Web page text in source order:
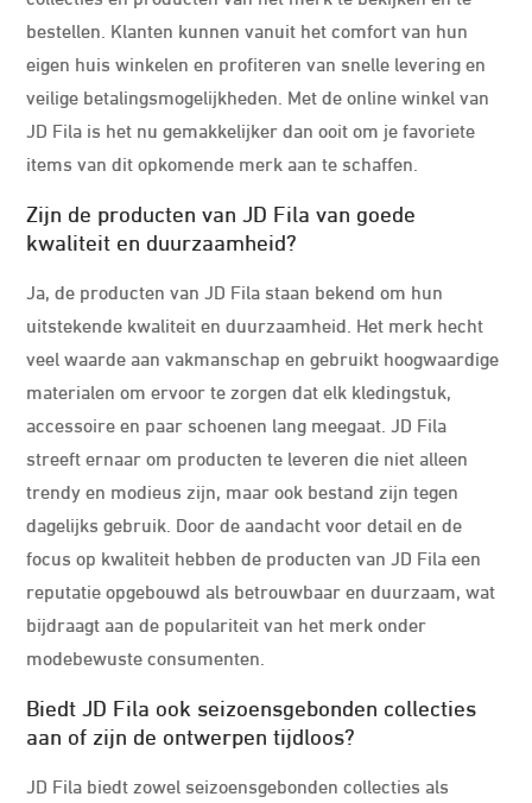
bestellen. Klanten kunnen vanuit het comfort van hun
eigen huis winkelen en profiteren van snelle levering en
veilige betalingsmogelijkheden. Met de online winkel van
JD Fila is het nu gemakkelijker dan ooit om je favoriete
items van dit opkomende merk aan te schaffen.
Zijn de producten van JD Fila van goede
kwaliteit en duurzaamheid?
Ja, de producten van JD Fila staan bekend om hun
uitstekende kwaliteit en duurzaamheid. Het merk hecht
veel waarde aan vakmanschap en gebruikt hoogwaardige
materialen om ervoor te zorgen dat elk kledingstuk,
accessoire en paar schoenen lang meegaat. JD Fila
streeft ernaar om producten te leveren die niet alleen
trendy en modieus zijn, maar ook bestand zijn tegen
dagelijks gebruik. Door de aandacht voor detail en de
focus op kwaliteit hebben de producten van JD Fila een
reputatie opgebouwd als betrouwbaar en duurzaam, wat
bijdraagt aan de populariteit van het merk onder
modebewuste consumenten.
Biedt JD Fila ook seizoensgebonden collecties
aan of zijn de ontwerpen tijdloos?
JD Fila biedt zowel seizoensgebonden collecties als